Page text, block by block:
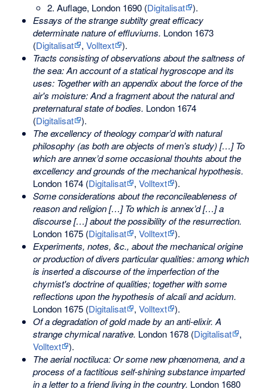
2. Auflage, London 1690 (Digitalisat
).
Essays of the strange subtilty great efficacy
determinate nature of effluviums. London 1673
(Digitalisat , Volltext
).
Tracts consisting of observations about the saltness of
the sea: An account of a statical hygroscope and its
uses: Together with an appendix about the force of the
air's moisture: And a fragment about the natural and
preternatural state of bodies. London 1674
(Digitalisat
).
The excellency of theology compar’d with natural
philosophy (as both are objects of men’s study) […] To
which are annex’d some occasional thouhts about the
excellency and grounds of the mechanical hypothesis.
London 1674 (Digitalisat , Volltext
).
Some considerations about the reconcileableness of
reason and religion […] To which is annex’d […] a
discourse […] about the possibility of the resurrection.
London 1675 (Digitalisat , Volltext
).
Experiments, notes, &c., about the mechanical origine
or production of divers particular qualities: among which
is inserted a discourse of the imperfection of the
chymist's doctrine of qualities; together with some
reflections upon the hypothesis of alcali and acidum.
London 1675 (Digitalisat , Volltext
).
Of a degradation of gold made by an anti-elixir. A
strange chymical narative. London 1678 (Digitalisat
,
Volltext
).
The aerial noctiluca: Or some new phœnomena, and a
process of a factitious self-shining substance imparted
in a letter to a friend living in the country. London 1680